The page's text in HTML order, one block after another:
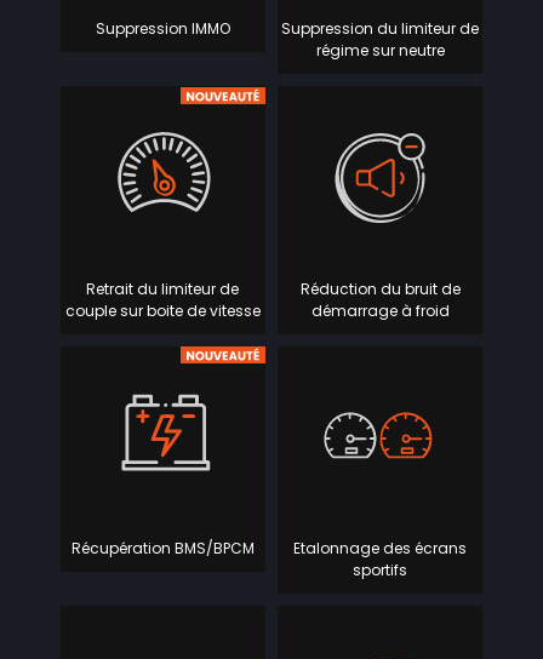
Suppression IMMO
Suppression du limiteur de
régime sur neutre
Retrait du limiteur de
couple sur boite de vitesse
Réduction du bruit de
démarrage à froid
Récupération BMS/BPCM
Etalonnage des écrans
sportifs